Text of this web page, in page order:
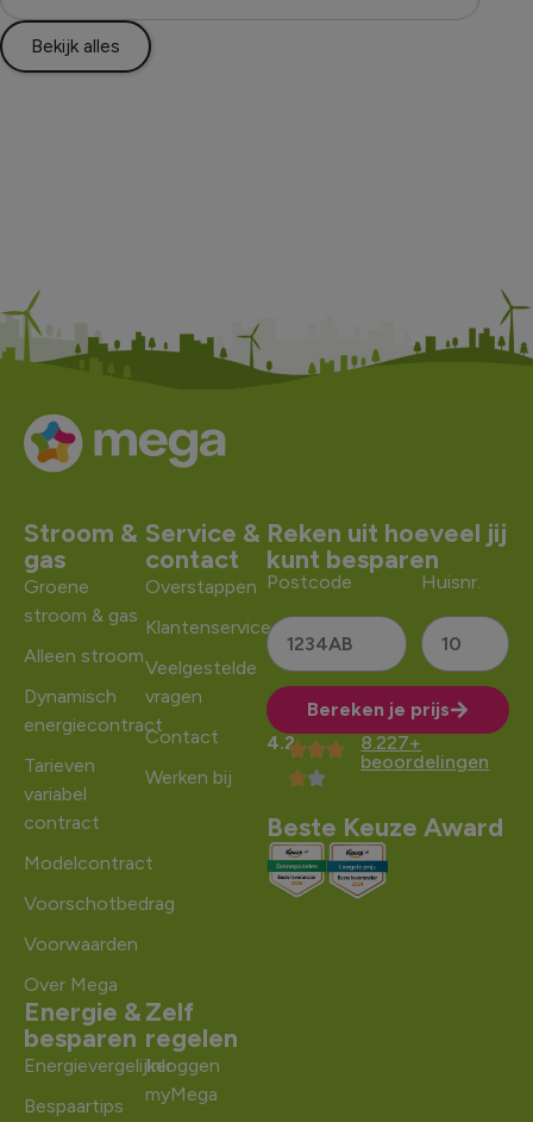
Bekijk alles
Stroom &
gas
Groene
stroom & gas
Alleen stroom
Dynamisch
energiecontract
Tarieven
variabel
contract
Modelcontract
Voorschotbedrag
Voorwaarden
Over Mega
Service &
contact
Overstappen
Klantenservice
Veelgestelde
vragen
Contact
Werken bij
Energie &
besparen
Energievergelijker
Bespaartips
Zelf
regelen
Inloggen
myMega
Reken uit hoeveel jij
kunt besparen
Postcode Huisnr.
Bereken je prijs
Alternative:
4.2
8.227+
beoordelingen
Beste Keuze Award